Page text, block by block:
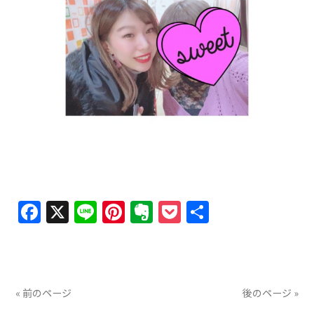
Facebook
X LinePinterest
Evernote
Pocket
« 前のページ 後のページ »